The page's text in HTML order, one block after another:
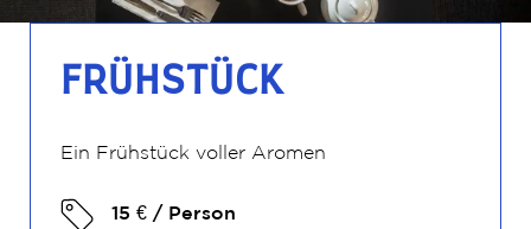
FRÜHSTÜCK
Ein Frühstück voller Aromen
15 € / Person